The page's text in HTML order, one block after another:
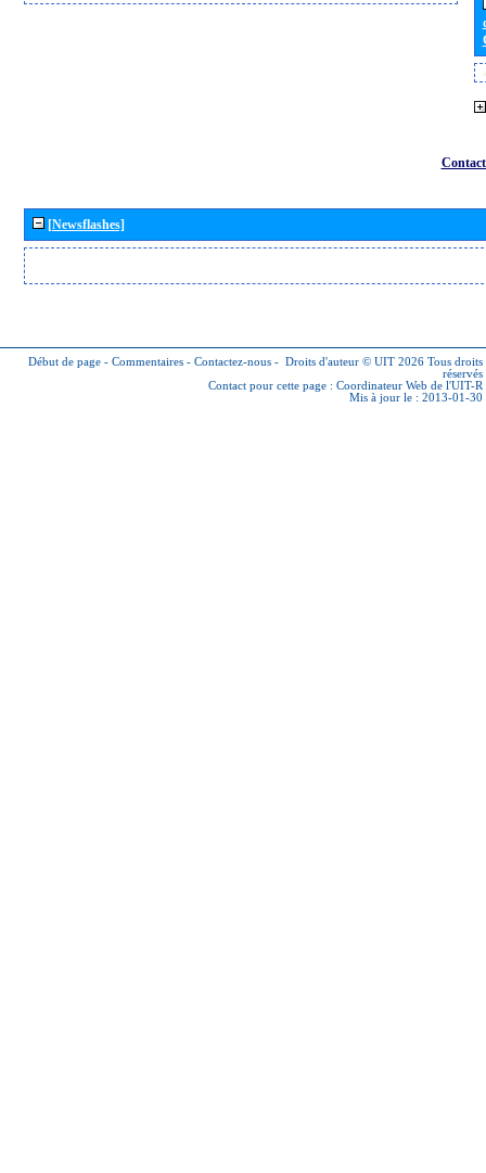
[Newsflashes]
Début de page - Commentaires - Contactez-nous - Droits d'auteur © UIT 2026 Tous droits
réservés
Contact pour cette page : Coordinateur Web de l'UIT-R
Mis à jour le : 2013-01-30